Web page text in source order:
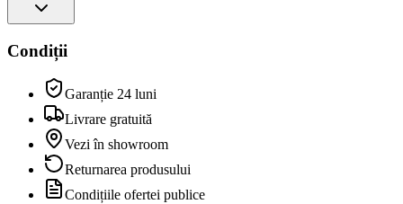
Condiții
Garanție 24 luni
Livrare gratuită
Vezi în showroom
Returnarea produsului
Condițiile ofertei publice